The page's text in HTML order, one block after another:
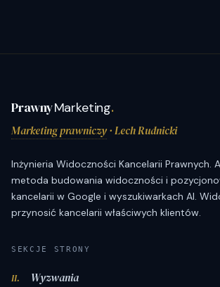
PrawnyMarketing.
Marketing prawniczy· Lech Rudnicki
Inżynieria Widoczności Kancelarii Prawnych.
metoda budowania widoczności i
kancelarii w Google i wyszukiwarkach AI.
przynosić kancelarii właściwych klientów.
SEKCJE STRONY
II. Wyzwania